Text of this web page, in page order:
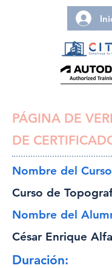
PÁGINA DE
DE
Nombre del
Curso de
Nombre del
César Enrique
Duración: